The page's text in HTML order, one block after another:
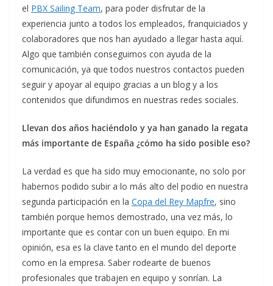
el PBX Sailing Team, para poder disfrutar de la
experiencia junto a todos los empleados, franquiciados y
colaboradores que nos han ayudado a llegar hasta aquí.
Algo que también conseguimos con ayuda de la
comunicación, ya que todos nuestros contactos pueden
seguir y apoyar al equipo gracias a un blog y a los
contenidos que difundimos en nuestras redes sociales.
Llevan dos años haciéndolo y ya han ganado la regata
más importante de España ¿cómo ha sido posible eso?
La verdad es que ha sido muy emocionante, no solo por
habernos podido subir a lo más alto del podio en nuestra
segunda participación en la Copa del Rey Mapfre, sino
también porque hemos demostrado, una vez más, lo
importante que es contar con un buen equipo. En mi
opinión, esa es la clave tanto en el mundo del deporte
como en la empresa. Saber rodearte de buenos
profesionales que trabajen en equipo y sonrían. La